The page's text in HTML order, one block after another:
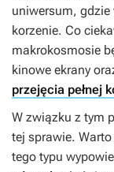
uniwersum,
korzenie. Co
makrokosmosie
kinowe ekrany
przejęcia pełnej
W związku z tym
tej sprawie.
tego typu